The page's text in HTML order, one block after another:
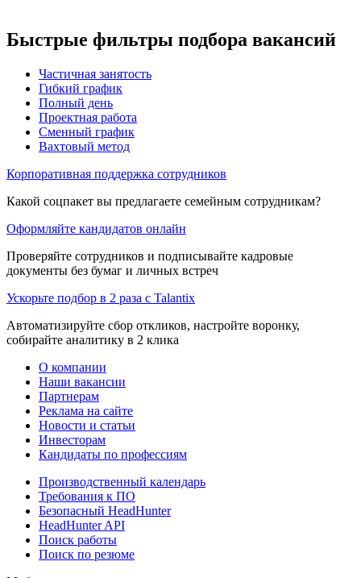
Быстрые фильтры подбора вакансий
Частичная занятость
Гибкий график
Полный день
Проектная работа
Сменный график
Вахтовый метод
Корпоративная поддержка сотрудников
Какой соцпакет вы предлагаете семейным сотрудникам?
Оформляйте кандидатов онлайн
Проверяйте сотрудников и подписывайте кадровые
документы без бумаг и личных встреч
Ускорьте подбор в 2 раза с Talantix
Автоматизируйте сбор откликов, настройте воронку,
собирайте аналитику в 2 клика
О компании
Наши вакансии
Партнерам
Реклама на сайте
Новости и статьи
Инвесторам
Кандидаты по профессиям
Производственный календарь
Требования к ПО
Безопасный HeadHunter
HeadHunter API
Поиск работы
Поиск по резюме